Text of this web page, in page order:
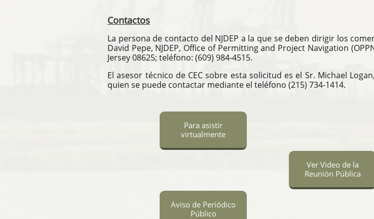
Contactos
La persona de contacto del NJDEP a la que se deben dirigir los
David Pepe, NJDEP, Office of Permitting and Project Navigation
Jersey 08625; teléfono: (609) 984-4515.
El asesor técnico de CEC sobre esta solicitud es el Sr. Michael
quien se puede contactar mediante el teléfono (215) 734-1414.
Para asistir
virtualmente
Aviso de Periódico
Público
Ver Video de la
Reunión Pública